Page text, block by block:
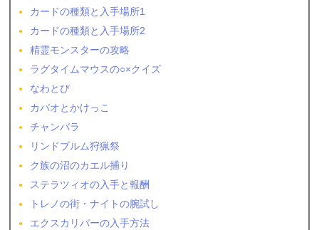
カードの種類と入手場所1
カードの種類と入手場所2
精霊モンスターの攻略
ラグタイムマウスの○×クイズ
なわとび
カバオとかけっこ
チャンバラ
リンドブルム狩猟祭
ク族の沼のカエル捕り
ステラツィオの入手と報酬
トレノの街・ナイトの腕試し
エクスカリバーの入手方法